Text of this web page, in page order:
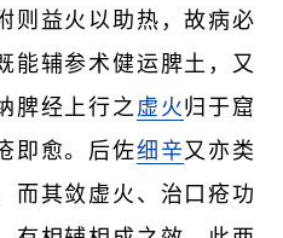
则益火以助热，故病必
能辅参术健运脾土，又
脾经上行之虚火归于窟
即愈。后佐细辛又亦类
而其敛虚火、治口疮功